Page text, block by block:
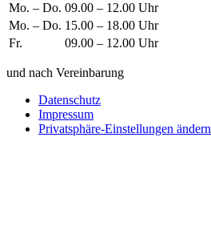
Mo. – Do. 09.00 – 12.00 Uhr
Mo. – Do. 15.00 – 18.00 Uhr
Fr.
09.00 – 12.00 Uhr
und nach Vereinbarung
Datenschutz
Impressum
Privatsphäre-Einstellungen ändern